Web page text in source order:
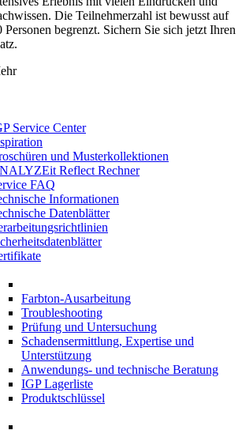
Die Teilnehmerzahl ist bewusst auf
Personen begrenzt. Sichern Sie sich jetzt Ihren
Service Center
und Musterkollektionen
Reflect Rechner
FAQ
Informationen
Datenblätter
Farbton-Ausarbeitung
Troubleshooting
Prüfung und Untersuchung
Schadensermittlung, Expertise und
Unterstützung
Anwendungs- und technische Beratung
IGP Lagerliste
Produktschlüssel